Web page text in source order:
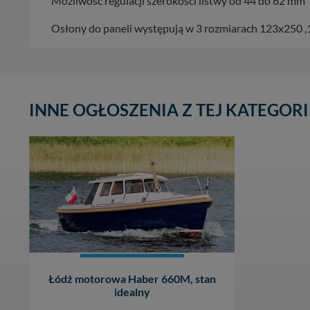
Osłony do paneli występują w 3 rozmiarach 123x250
INNE OGŁOSZENIA Z TEJ
Łódż motorowa Haber 660M, stan
idealny
Dziękujemy, i